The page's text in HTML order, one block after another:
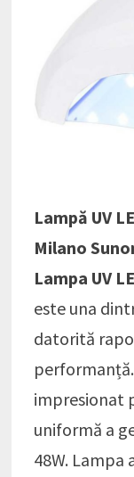
Lampă UV
Milano
Lampa UV
este una
datorită
impresionat
uniformă a
48W. Lampa